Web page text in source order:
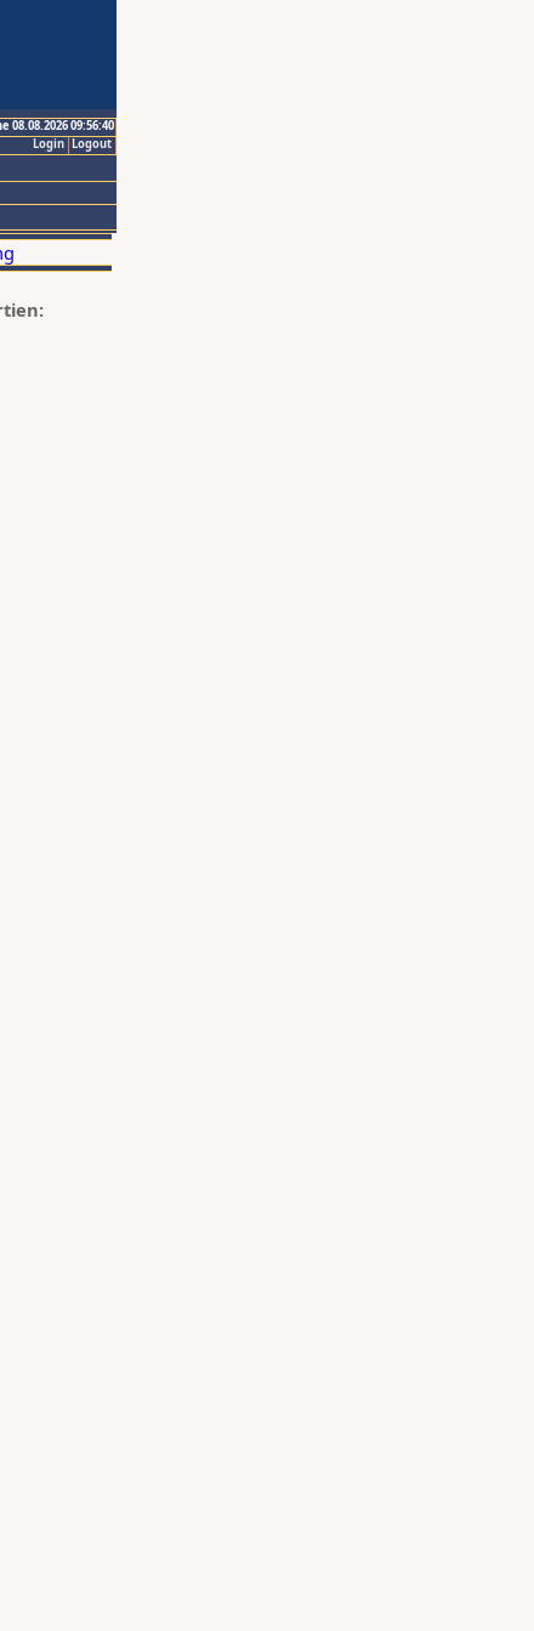
08.08.2026 09:56:40
Logout
Login